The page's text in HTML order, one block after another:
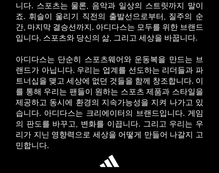
니다. 스포츠는 물론, 음악과 일상의 스트릿까지 말이
죠. 휘슬이 울리기 직전의 출발선으로부터, 질주의 순
간, 마지막 결승선까지. 아디다스는 모두를 위한 브랜드
입니다. 스포츠와 당신의 삶, 그리고 세상을 바꿉니다.
아디다스는 단순히 스포츠웨어와 운동복을 만드는 브
랜드가 아닙니다. 우리는 업계를 선도하는 리더들과 파
트너십을 맺고 세상에 없던 것들을 함께 창조합니다. 이
를 통해 우리는 팬들이 원하는 스포츠 제품과 스타일을
제공하고 동시에 환경의 지속가능성을 지켜 나가고 있
습니다. 아디다스는 크리에이터의 브랜드입니다. 게임
의 판도를 바꾸고, 변화를 이끕니다. 그리고 우리는 우
리가 지닌 영향력으로 세상을 어떻게 만들어 나갈지 고
민합니다.